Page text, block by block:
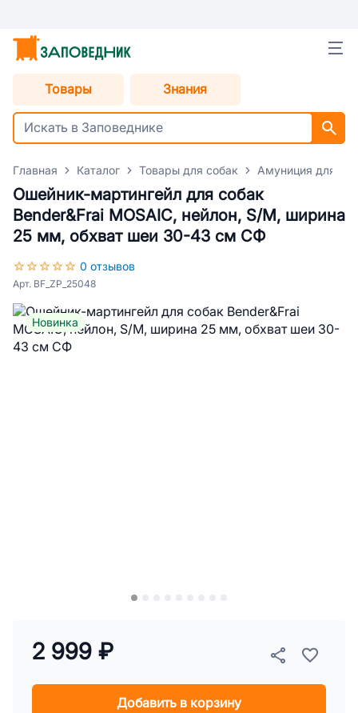
Товары Знания
Главная Каталог Товары для собак Амуниция для
Ошейник-мартингейл для собак
Bender&Frai MOSAIC, нейлон, S/M, ширина
25 мм, обхват шеи 30-43 см СФ
0 отзывов
Арт. BF_ZP_25048
Новинка
2 999 ₽
Добавить в корзину